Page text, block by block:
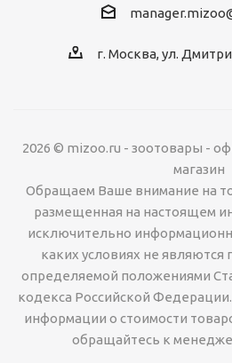
г. Москва, ул.
2026 © mizoo.ru - зоотовары -
магазин
Обращаем Ваше внимание на
размещенная на настоящем
исключительно
каких условиях не являются
определяемой положениями
кодекса Российской
информации о стоимости
обращайтесь к